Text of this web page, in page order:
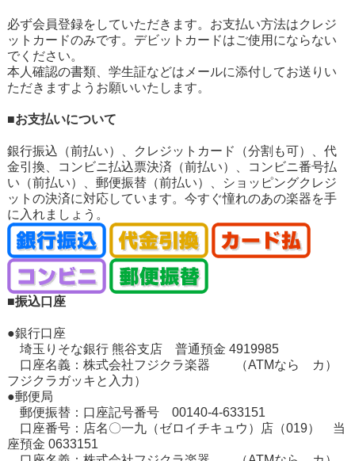
必ず会員登録をしていただきます。お支払い方法はクレジ
ットカードのみです。デビットカードはご使用にならない
でください。
本人確認の書類、学生証などはメールに添付してお送りい
ただきますようお願いいたします。
■お支払いについて
銀行振込（前払い）、クレジットカード（分割も可）、代
金引換、コンビニ払込票決済（前払い）、コンビニ番号払
い（前払い）、郵便振替（前払い）、ショッピングクレジ
ットの決済に対応しています。今すぐ憧れのあの楽器を手
に入れましょう。
■振込口座
●銀行口座
埼玉りそな銀行 熊谷支店 普通預金 4919985
口座名義：株式会社フジクラ楽器 （ATMなら カ）
フジクラガッキと入力）
●郵便局
郵便振替：口座記号番号 00140-4-633151
口座番号：店名〇一九（ゼロイチキュウ）店（019） 当
座預金 0633151